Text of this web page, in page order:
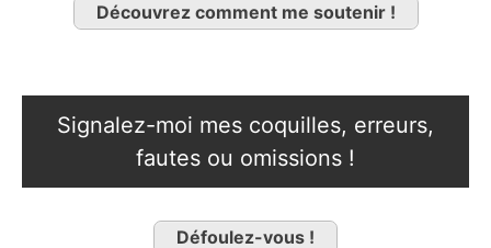
Découvrez comment me soutenir !
Signalez-moi mes coquilles, erreurs,
fautes ou omissions !
Défoulez-vous !